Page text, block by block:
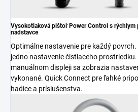
Vysokotlaková pištoľ Power Control s rýchlym
nadstavce
Optimálne nastavenie pre každý
jedno nastavenie čistiaceho
manuálnom displeji sa zobrazia
vykonané. Quick Connect pre ľahké
hadice a príslušenstva.